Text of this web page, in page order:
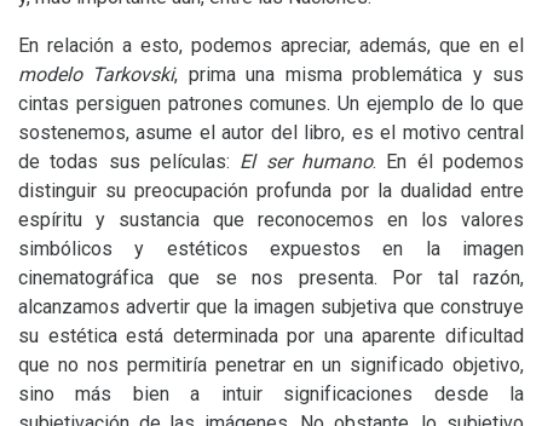
En relación a esto, podemos apreciar, además, que en el
modelo Tarkovski, prima una misma problemática y sus
cintas persiguen patrones comunes. Un ejemplo de lo que
sostenemos, asume el autor del libro, es el motivo central
de todas sus películas: El ser humano. En él podemos
distinguir su preocupación profunda por la dualidad entre
espíritu y sustancia que reconocemos en los valores
simbólicos y estéticos expuestos en la imagen
cinematográfica que se nos presenta. Por tal razón,
alcanzamos advertir que la imagen subjetiva que construye
su estética está determinada por una aparente dificultad
que no nos permitiría penetrar en un significado objetivo,
sino más bien a intuir significaciones desde la